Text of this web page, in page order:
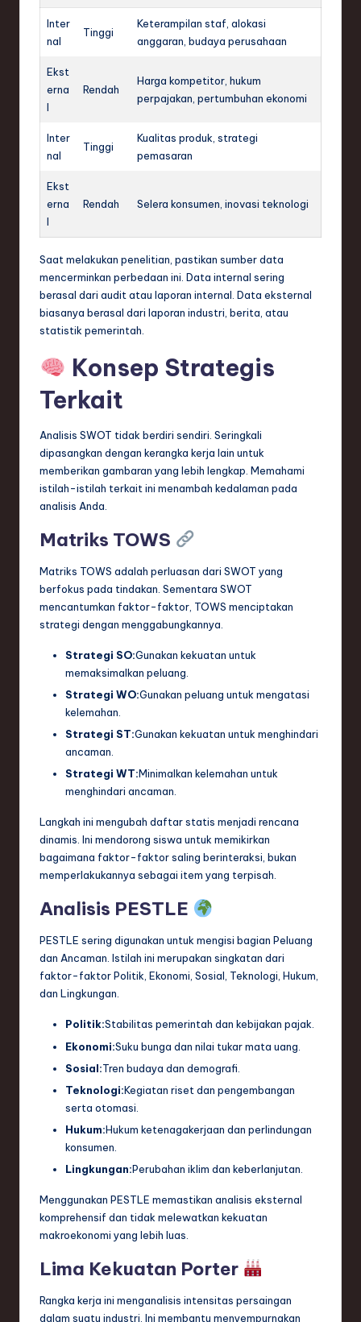
Inter
nal
Tinggi
Keterampilan staf, alokasi
anggaran, budaya perusahaan
Ekst
erna
l
Rendah
Harga kompetitor, hukum
perpajakan, pertumbuhan ekonomi
Inter
nal
Tinggi
Kualitas produk, strategi
pemasaran
Ekst
erna
l
Rendah Selera konsumen, inovasi teknologi
Saat melakukan penelitian, pastikan sumber data
mencerminkan perbedaan ini. Data internal sering
berasal dari audit atau laporan internal. Data eksternal
biasanya berasal dari laporan industri, berita, atau
statistik pemerintah.
Konsep Strategis
Terkait
Analisis SWOT tidak berdiri sendiri. Seringkali
dipasangkan dengan kerangka kerja lain untuk
memberikan gambaran yang lebih lengkap. Memahami
istilah-istilah terkait ini menambah kedalaman pada
analisis Anda.
Matriks TOWS
Matriks TOWS adalah perluasan dari SWOT yang
berfokus pada tindakan. Sementara SWOT
mencantumkan faktor-faktor, TOWS menciptakan
strategi dengan menggabungkannya.
Strategi SO:Gunakan kekuatan untuk
memaksimalkan peluang.
Strategi WO:Gunakan peluang untuk mengatasi
kelemahan.
Strategi ST:Gunakan kekuatan untuk menghindari
ancaman.
Strategi WT:Minimalkan kelemahan untuk
menghindari ancaman.
Langkah ini mengubah daftar statis menjadi rencana
dinamis. Ini mendorong siswa untuk memikirkan
bagaimana faktor-faktor saling berinteraksi, bukan
memperlakukannya sebagai item yang terpisah.
Analisis PESTLE
PESTLE sering digunakan untuk mengisi bagian Peluang
dan Ancaman. Istilah ini merupakan singkatan dari
faktor-faktor Politik, Ekonomi, Sosial, Teknologi, Hukum,
dan Lingkungan.
Politik:Stabilitas pemerintah dan kebijakan pajak.
Ekonomi:Suku bunga dan nilai tukar mata uang.
Sosial:Tren budaya dan demografi.
Teknologi:Kegiatan riset dan pengembangan
serta otomasi.
Hukum:Hukum ketenagakerjaan dan perlindungan
konsumen.
Lingkungan:Perubahan iklim dan keberlanjutan.
Menggunakan PESTLE memastikan analisis eksternal
komprehensif dan tidak melewatkan kekuatan
makroekonomi yang lebih luas.
Lima Kekuatan Porter
Rangka kerja ini menganalisis intensitas persaingan
dalam suatu industri. Ini membantu menyempurnakan